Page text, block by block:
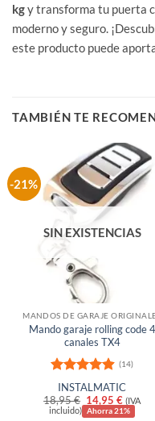
kgy transforma tu puerta
moderno y seguro.
este producto puede
TAMBIÉN TE
-21%
SIN EXISTENCIAS
MANDOS DE GARAJE
Mando garaje rolling code 4
canales TX4
Valorado
con4.86
de 5
(14)
INSTALMATIC
18,95€ El
precio
14,95 €El
precio
(IVA
incluido) Ahorra 21%